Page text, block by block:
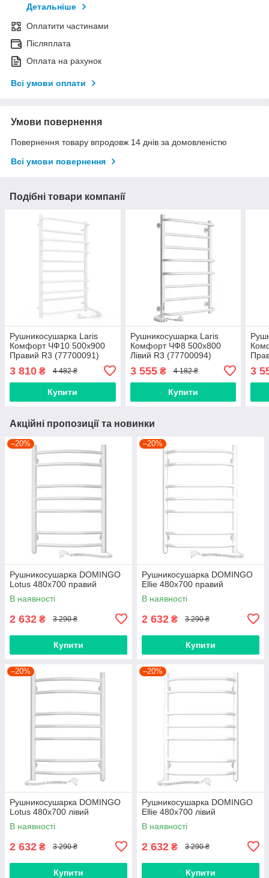
Детальніше
Оплатити частинами
Післяплата
Оплата на рахунок
Всі умови оплати
Умови повернення
Повернення товару впродовж 14 днів за домовленістю
Всі умови повернення
Подібні товари компанії
Рушникосушарка Laris
Комфорт ЧФ10 500х900
Правий R3 (77700091)
3 810 ₴ 4 482 ₴
Купити
Рушникосушарка Laris
Комфорт ЧФ8 500х800
Лівий R3 (77700094)
3 555₴ 4 182 ₴
Купити
3
Акційні пропозиції та новинки
–20%
Рушникосушарка DOMINGO
Lotus 480х700 правий
В наявності
2 632 ₴ 3 290 ₴
Купити
–20%
Рушникосушарка DOMINGO
Ellie 480x700 правий
В наявності
2 632 ₴ 3 290 ₴
Купити
–20%
Рушникосушарка DOMINGO
Lotus 480х700 лівий
В наявності
2 632 ₴ 3 290 ₴
Купити
–20%
Рушникосушарка DOMINGO
Ellie 480x700 лівий
В наявності
2 632 ₴ 3 290 ₴
Купити